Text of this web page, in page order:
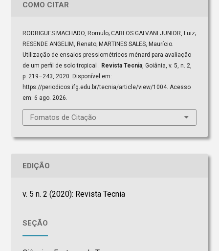
COMO CITAR
RODRIGUES MACHADO, Romulo; CARLOS GALVANI JUNIOR, Luiz;
RESENDE ANGELIM, Renato; MARTINES SALES, Maurício.
Utilização de ensaios pressiométricos ménard para avaliação
de um perfil de solo tropical . Revista Tecnia, Goiânia, v. 5, n. 2,
p. 219–243, 2020. Disponível em:
https://periodicos.ifg.edu.br/tecnia/article/view/1004. Acesso
em: 6 ago. 2026.
Fomatos de Citação
EDIÇÃO
v. 5 n. 2 (2020): Revista Tecnia
SEÇÃO